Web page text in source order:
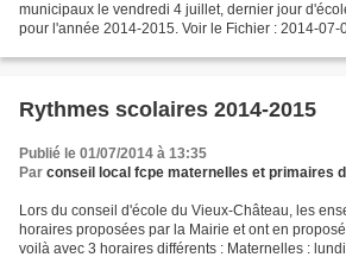
municipaux le vendredi 4 juillet, dernier jour
pour l'année 2014-2015. Voir le Fichier : 2014-
Rythmes scolaires 2014-2015
Publié le 01/07/2014 à 13:35
Par conseil local fcpe maternelles et primaires
Lors du conseil d'école du Vieux-Château, les
horaires proposées par la Mairie et ont en
voilà avec 3 horaires différents : Maternelles :